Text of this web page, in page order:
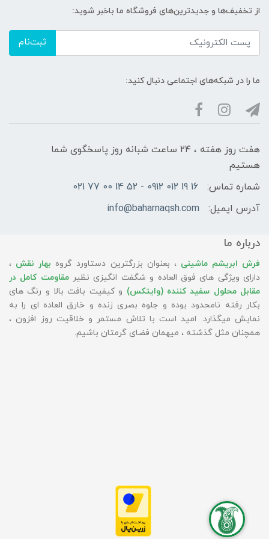
از تخفیف‌ها و جدیدترین‌های فروشگاه ما باخبر شوید:
ثبت‌نام
ما را در شبکه‌های اجتماعی دنبال کنید:
هفت روز هفته ، ۲۴ ساعت شبانه‌ روز پاسخگوی شما
هستیم
شماره تماس:
16 19 012 0912 - 52 14 00 77 021
آدرس ایمیل:
info@baharnaqsh.com
درباره ما
فرش ابریشم ماشینی ، بعنوان بزرگترین دستاورد گروه بهار نقش ،
دارای ویژگی های فوق العاده و شگفت انگیزی نظیرمقاومت کامل در
مقابل محلول سفید کننده (وایتکس) و کیفیت بافت بالا و رنگ های
بکار رفته نامحدود بوده و جلوه بصری زنده و خارق العاده ای را به
نمایش میگذارد. امید است با تلاش مستمر و خلاقیت روز افزون ،
همچنان مثل گذشته ، میهمان فضای گرمتان باشیم.